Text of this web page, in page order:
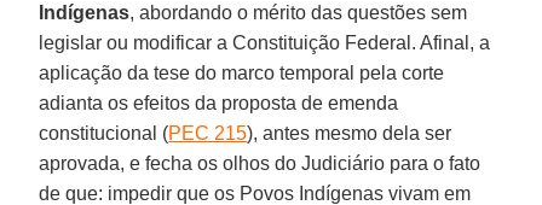
Indígenas, abordando o mérito das questões sem
legislar ou modificar a Constituição Federal. Afinal, a
aplicação da tese do marco temporal pela corte
adianta os efeitos da proposta de emenda
constitucional (PEC 215), antes mesmo dela ser
aprovada, e fecha os olhos do Judiciário para o fato
de que: impedir que os Povos Indígenas vivam em